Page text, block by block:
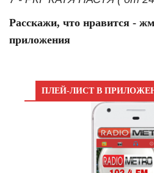
Расскажи, что нравится -
приложения
ПЛЕЙ-ЛИСТ В